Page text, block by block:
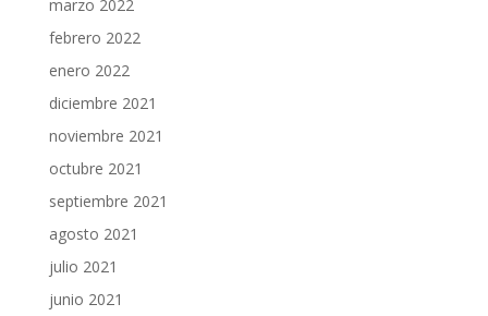
marzo 2022
febrero 2022
enero 2022
diciembre 2021
noviembre 2021
octubre 2021
septiembre 2021
agosto 2021
julio 2021
junio 2021